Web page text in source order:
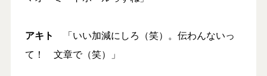
アキト
「いい加減にしろ（笑）。伝わんないっ
て！ 文章で（笑）」